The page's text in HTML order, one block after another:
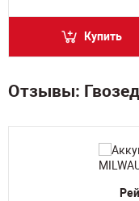
Купить
Отзывы: